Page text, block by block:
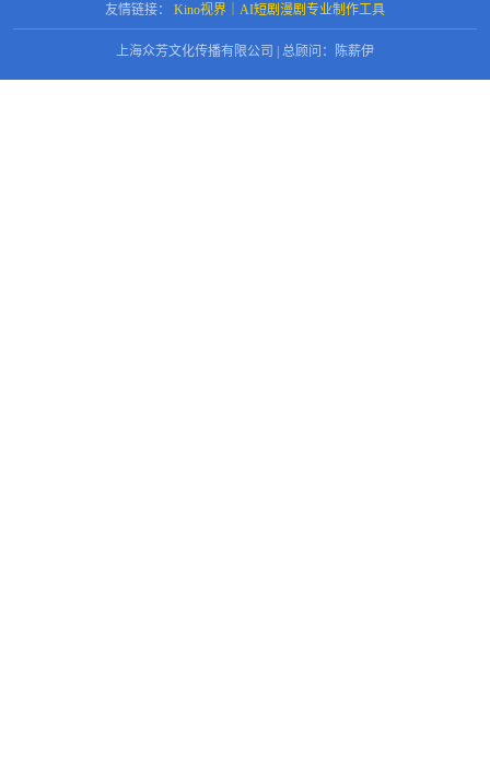
友情链接： Kino视界｜AI短剧漫剧专业制作工具
上海众芳文化传播有限公司 | 总顾问：陈薪伊